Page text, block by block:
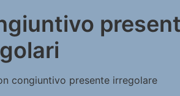
congiuntivo presente irregolare